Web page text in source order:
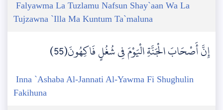
Falyawma La Tuzlamu Nafsun Shay`aan Wa La
Tujzawna `Illa Ma Kuntum Ta`maluna
إِنَّ أَصْحَابَ الْجَنَّةِ الْيَوْمَ فِي شُغُلٍ فَاكِهُونَ(55)
Inna `Ashaba Al-Jannati Al-Yawma Fi Shughulin
Fakihuna